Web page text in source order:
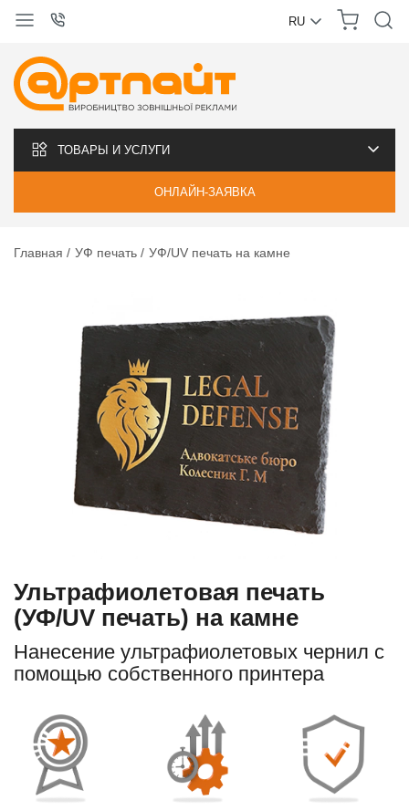
RU
ТОВАРЫ И УСЛУГИ
ОНЛАЙН-ЗАЯВКА
Главная УФ печать УФ/UV печать на камне
Ультрафиолетовая печать
(УФ/UV печать) на камне
Нанесение ультрафиолетовых чернил с
помощью собственного принтера